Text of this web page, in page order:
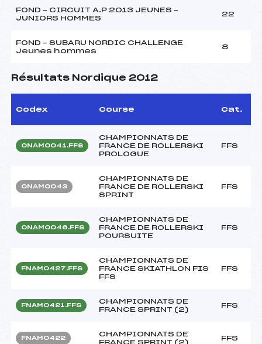
FOND – CIRCUIT A.P 2013 JEUNES –
JUNIORS HOMMES
22
FOND – SUBARU NORDIC CHALLENGE
Jeunes hommes
8
Résultats Nordique 2012
Codex Course Cat.
ONAM0041.FFS
CHAMPIONNATS DE
FRANCE DE ROLLERSKI
PROLOGUE
FFS
ONAM0043
CHAMPIONNATS DE
FRANCE DE ROLLERSKI
SPRINT
FFS
ONAM0046.FFS
CHAMPIONNATS DE
FRANCE DE ROLLERSKI
POURSUITE
FFS
FNAM0427.FFS
CHAMPIONNATS DE
FRANCE SKIATHLON FIS
FFS
FFS
FNAM0421.FFS
CHAMPIONNATS DE
FRANCE SPRINT (2)
FFS
FNAM0422
CHAMPIONNATS DE
FRANCE SPRINT (2)
FFS